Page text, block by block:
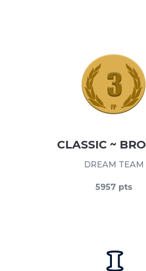
CLASSIC ~
DREAM TEAM
5957 pts